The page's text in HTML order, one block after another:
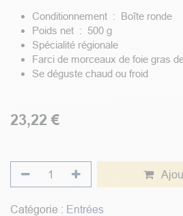
Conditionnement : Boîte ronde
Poids net : 500 g
Spécialité régionale
Farci de morceaux de foie gras
Se déguste chaud ou froid
23,22 €
Catégorie : Entrées